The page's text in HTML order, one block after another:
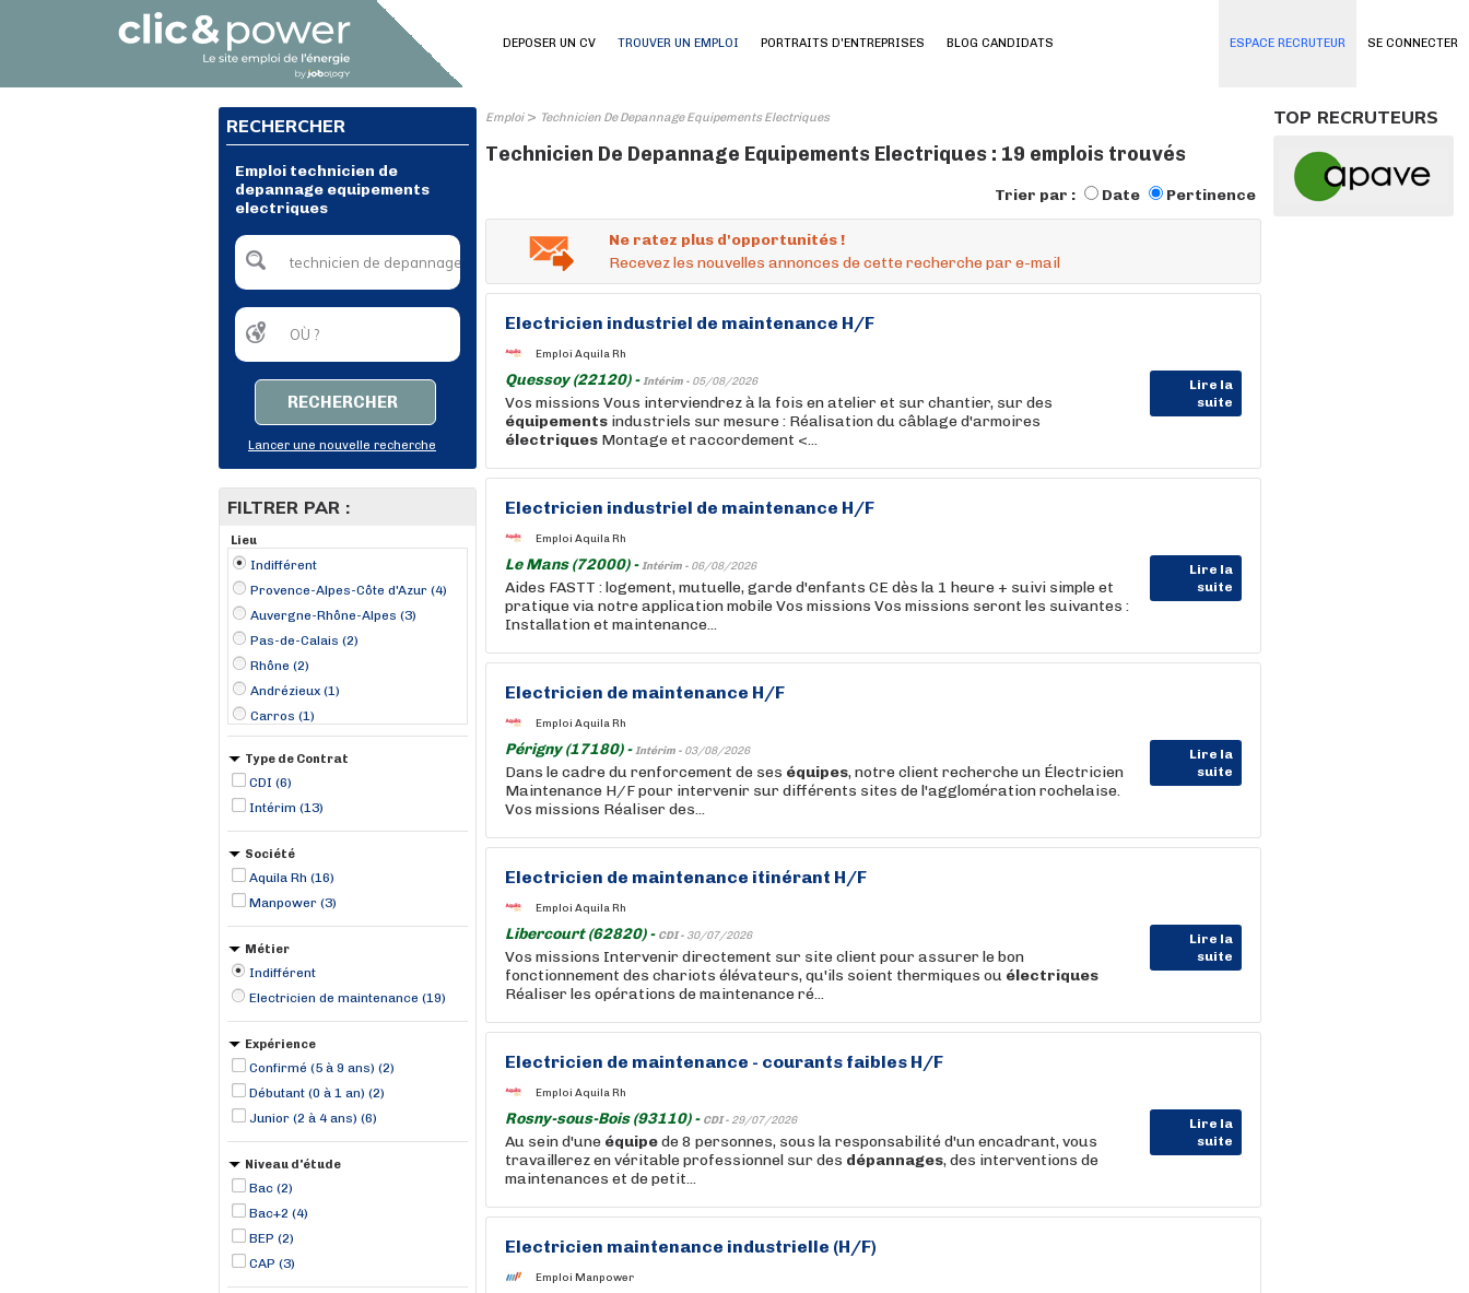
SE CONNECTER
DEPOSER UN CV TROUVER UN EMPLOI PORTRAITS D'ENTREPRISES BLOG CANDIDATS ESPACE RECRUTEUR
RECHERCHER
Emploi technicien de
depannage equipements
electriques
RECHERCHER
Lancer une nouvelle recherche
FILTRER PAR :
Lieu
Indifférent
Provence-Alpes-Côte d'Azur (4)
Auvergne-Rhône-Alpes (3)
Pas-de-Calais (2)
Rhône (2)
Andrézieux (1)
Carros (1)
Chalon-sur-Saône (1)
Lançon-Provence (1)
Le Lavandou (1)
Le Mans (1)
Type de Contrat
CDI (6)
Intérim (13)
Société
Aquila Rh (16)
Manpower (3)
Métier
Indifférent
Electricien de maintenance (19)
Expérience
Confirmé (5 à 9 ans) (2)
Débutant (0 à 1 an) (2)
Junior (2 à 4 ans) (6)
Niveau d'étude
Bac (2)
Bac+2 (4)
BEP (2)
CAP (3)
Emploi> Technicien De Depannage Equipements Electriques
Technicien De Depannage Equipements Electriques : 19 emplois trouvés
Trier par : Date Pertinence
Ne ratez plus d'opportunités !
Recevez les nouvelles annonces de cette recherche par e-mail
Electricien industriel de maintenance H/F
Emploi Aquila Rh
Quessoy (22120) -Intérim - 05/08/2026
Lire la
suite
Vos missions Vous interviendrez à la fois en atelier et sur chantier, sur des
équipements industriels sur mesure : Réalisation du câblage d'armoires
électriques Montage et raccordement <...
Electricien industriel de maintenance H/F
Emploi Aquila Rh
Le Mans (72000) -Intérim - 06/08/2026
Lire la
suite
Aides FASTT : logement, mutuelle, garde d'enfants CE dès la 1 heure + suivi simple et
pratique via notre application mobile Vos missions Vos missions seront les suivantes :
Installation et maintenance...
Electricien de maintenance H/F
Emploi Aquila Rh
Périgny (17180) -Intérim - 03/08/2026
Lire la
suite
Dans le cadre du renforcement de ses équipes, notre client recherche un Électricien
Maintenance H/F pour intervenir sur différents sites de l'agglomération rochelaise.
Vos missions Réaliser des...
Electricien de maintenance itinérant H/F
Emploi Aquila Rh
Libercourt (62820) - CDI - 30/07/2026
Lire la
suite
Vos missions Intervenir directement sur site client pour assurer le bon
fonctionnement des chariots élévateurs, qu'ils soient thermiques ou électriques
Réaliser les opérations de maintenance ré...
Electricien de maintenance - courants faibles H/F
Emploi Aquila Rh
Rosny-sous-Bois (93110) - CDI - 29/07/2026
Lire la
suite
Au sein d'une équipede 8 personnes, sous la responsabilité d'un encadrant, vous
travaillerez en véritable professionnel sur des dépannages, des interventions de
maintenances et de petit...
Electricien maintenance industrielle (H/F)
Emploi Manpower
TOP RECRUTEURS